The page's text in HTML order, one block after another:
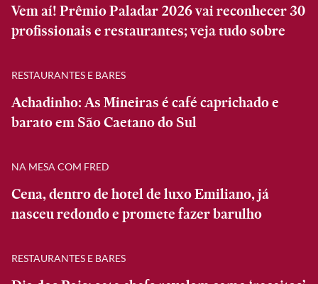
Vem aí! Prêmio Paladar 2026 vai reconhecer 30
profissionais e restaurantes; veja tudo sobre
RESTAURANTES E BARES
Achadinho: As Mineiras é café caprichado e
barato em São Caetano do Sul
NA MESA COM FRED
Cena, dentro de hotel de luxo Emiliano, já
nasceu redondo e promete fazer barulho
RESTAURANTES E BARES